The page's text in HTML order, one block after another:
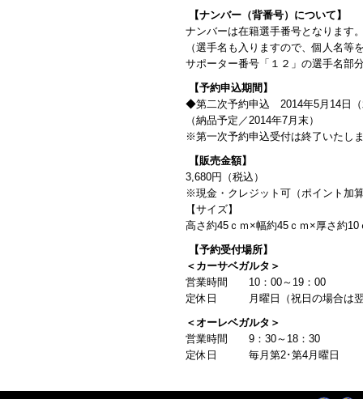
【ナンバー（背番号）について】
ナンバーは在籍選手番号となります
（選手名も入りますので、個人名等
サポーター番号「１２」の選手名部
【予約申込期間】
◆第二次予約申込 2014年5月14日（
（納品予定／2014年7月末）
※第一次予約申込受付は終了いたし
【販売金額】
3,680円（税込）
※現金・クレジット可（ポイント加
【サイズ】
高さ約45ｃｍ×幅約45ｃｍ×厚さ約10
【予約受付場所】
＜カーサベガルタ＞
営業時間 10：00～19：00
定休日 月曜日（祝日の場合は翌
＜オーレベガルタ＞
営業時間 9：30～18：30
定休日 毎月第2･第4月曜日